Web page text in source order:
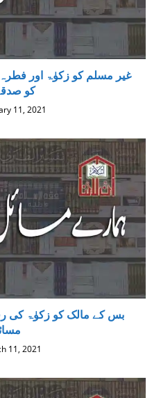
غیر مسلم کو زکوٰۃ اور
کو
11, 2021
بس کے مالک کو زکوٰۃ کی
11, 2021